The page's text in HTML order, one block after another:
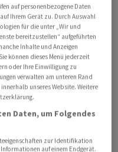
sagte, dass mit
von Lehrkräften
Auch werde an
eine ähnliche
Zudem verwies
PAP
der polnischen
auf personenbezogene Daten
Ihrem Gerät zu. Durch Auswahl
für die unter „Wir und
bereitzustellen“ aufgeführten
Inhalte und Anzeigen
können dieses Menü jederzeit
oder Ihre Einwilligung zu
verwalten am unteren Rand
unseres Website. Weitere
Daten, um Folgendes
zur Identifikation
auf einem Endgerät.